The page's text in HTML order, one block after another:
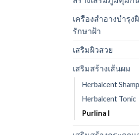
เครืองสำอางบำรุง
รักษาฝ้า
เสริมผิวสวย
เสริมสร้างเส้นผม
Herbalcent
Herbalcent Tonic
Purlina I